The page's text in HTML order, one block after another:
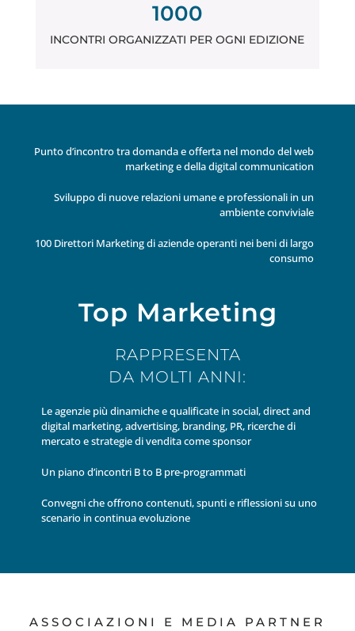
1000
INCONTRI ORGANIZZATI PER OGNI EDIZIONE
Punto d’incontro tra domanda e offerta nel mondo del web
marketing e della digital communication
Sviluppo di nuove relazioni umane e professionali in un
ambiente conviviale
100 Direttori Marketing di aziende operanti nei beni di largo
consumo
Top Marketing
RAPPRESENTA
DA MOLTI ANNI:
Le agenzie più dinamiche e qualificate in social, direct and
digital marketing, advertising, branding, PR, ricerche di
mercato e strategie di vendita come sponsor
Un piano d’incontri B to B pre-programmati
Convegni che offrono contenuti, spunti e riflessioni su uno
scenario in continua evoluzione
ASSOCIAZIONI E MEDIA PARTNER